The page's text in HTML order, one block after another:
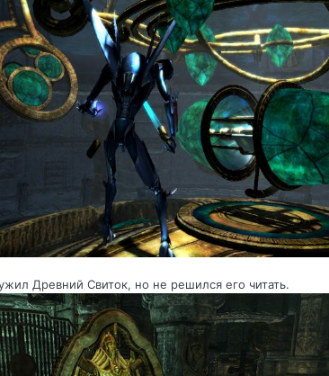
Древний Свиток, но не решился его читать.